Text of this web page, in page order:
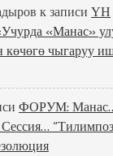
к записи ҮН
«Манас»
көчөгө чыгаруу
ФОРУМ: